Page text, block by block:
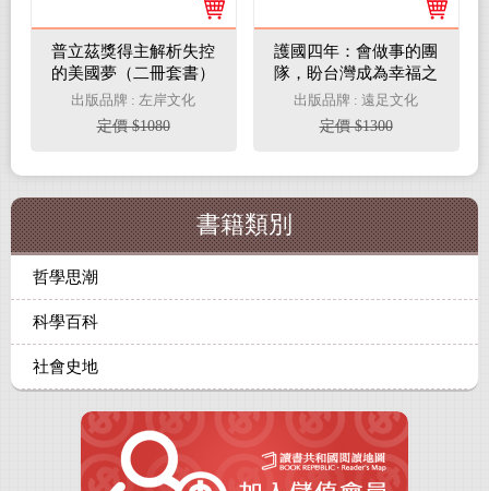
普立茲獎得主解析失控
的美國夢（二冊套書）
美國神話的終結+橡膠
帝國
出版品牌 : 左岸文化
定價 $1080
護國四年：會做事的團
隊，盼台灣成為幸福之
地【蘇貞昌親簽限量紀
念套組】
出版品牌 : 遠足文化
定價 $1300
書籍類別
哲學思潮
科學百科
社會史地